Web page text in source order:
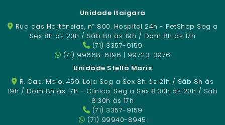
Unidade Itaigara
Rua das Hortênsias, nº 800. Hospital 24h - PetShop Seg a
Sex 8h às 20h / Sáb 8h às 19h / Dom 8h às 17h
(71) 3357-9159
(71) 99668-6196 | 99723-3976
Unidade Stella Maris
R. Cap. Melo, 459. Loja Seg a Sex 8h às 21h / Sáb 8h às
19h / Dom 8h às 17h - Clínica: Seg a Sex 8:30h às 20h / Sáb
8:30h às 17h
(71) 3357-9159
(71) 99940-8945